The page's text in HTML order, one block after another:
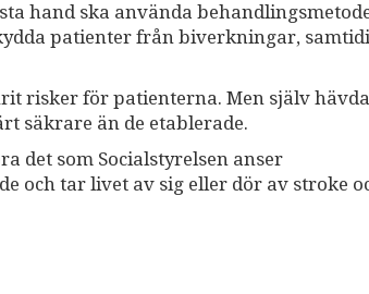
hand ska använda
patienter från biverkningar,
risker för patienterna. Men själv
säkrare än de etablerade.
det som Socialstyrelsen anser
och tar livet av sig eller dör av stroke